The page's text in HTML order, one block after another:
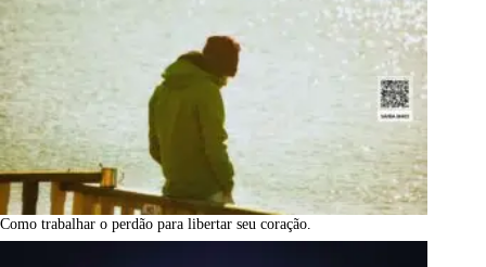
Como trabalhar o perdão para libertar seu coração.